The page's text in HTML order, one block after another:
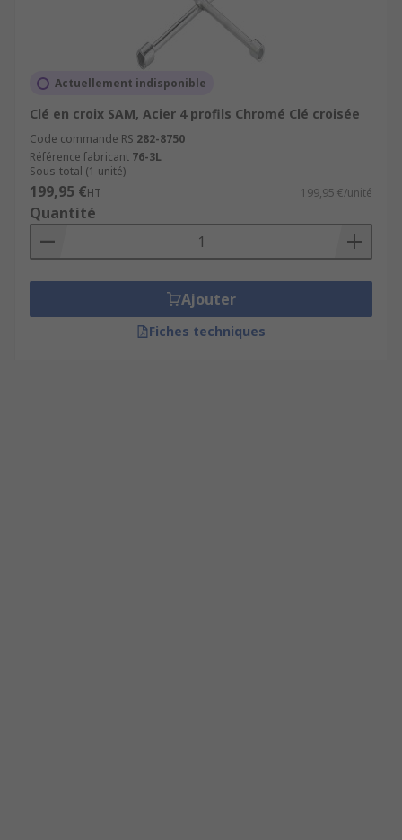
Actuellement indisponible
Clé en croix SAM, Acier 4 profils Chromé Clé croisée
Code commande RS 282-8750
Référence fabricant 76-3L
Sous-total (1 unité)
199,95 €HT 199,95 €/unité
Quantité
Ajouter
Fiches techniques